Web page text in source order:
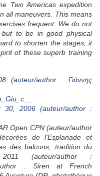
Two Americas expedition
all maneuvers. This means
frequent. We do not
to be in good physical
to shorten the stages, it
of these superb training
Open CPN (auteur/author
de l'Esplanade et
des balcons, tradition du
(auteur/author :
: Siren at French